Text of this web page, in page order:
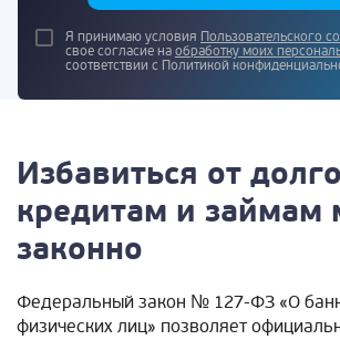
Я принимаю условия Пользовательского
свое согласие на обработку моих
соответствии с Политикой
Избавиться от
кредитам и займам
законно
Федеральный закон № 127-ФЗ «О
физических лиц» позволяет